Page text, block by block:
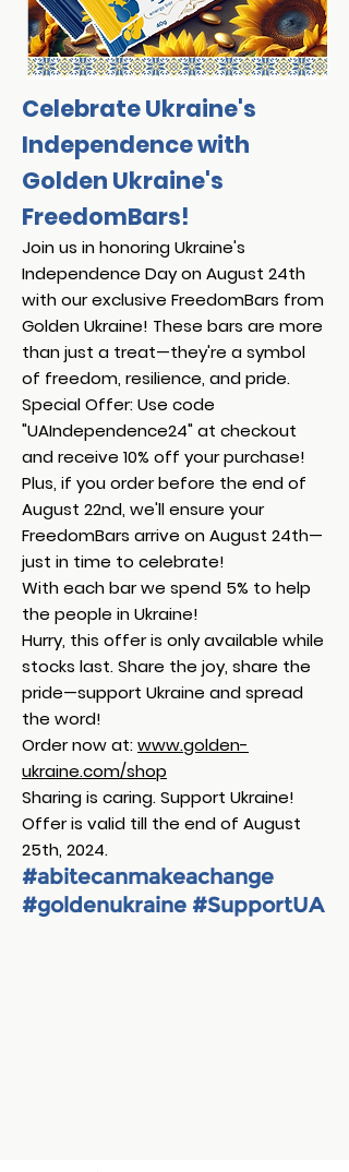
Celebrate Ukraine's
Independence with
Golden Ukraine's
FreedomBars!
Join us in honoring Ukraine's
Independence Day on August 24th
with our exclusive FreedomBars from
Golden Ukraine! These bars are more
than just a treat—they're a symbol
of freedom, resilience, and pride.
Special Offer: Use code
"UAIndependence24" at checkout
and receive 10% off your purchase!
Plus, if you order before the end of
August 22nd, we'll ensure your
FreedomBars arrive on August 24th—
just in time to celebrate!
With each bar we spend 5% to help
the people in Ukraine!
Hurry, this offer is only available while
stocks last. Share the joy, share the
pride—support Ukraine and spread
the word!
Order now at:www.golden-
ukraine.com/shop
Sharing is caring. Support Ukraine!
Offer is valid till the end of August
25th, 2024.
#abitecanmakeachange
#goldenukraine #SupportUA